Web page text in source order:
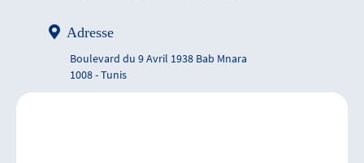
Adresse
Boulevard du 9 Avril 1938 Bab Mnara
1008 - Tunis